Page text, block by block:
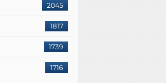
2045
1817
1739
1716